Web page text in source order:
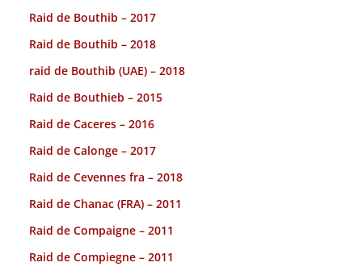
Raid de Bouthib – 2017
Raid de Bouthib – 2018
raid de Bouthib (UAE) – 2018
Raid de Bouthieb – 2015
Raid de Caceres – 2016
Raid de Calonge – 2017
Raid de Cevennes fra – 2018
Raid de Chanac (FRA) – 2011
Raid de Compaigne – 2011
Raid de Compiegne – 2011